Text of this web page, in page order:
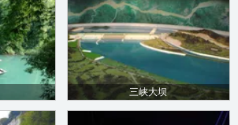
三峡大坝